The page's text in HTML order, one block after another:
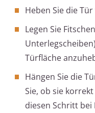
Heben Sie die
Legen Sie
Türfläche
Hängen Sie die
Sie, ob sie
diesen Schritt bei